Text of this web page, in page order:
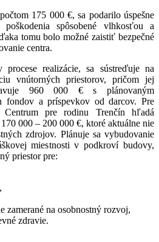
175 000 €, sa podarilo úspešne
spôsobené vlhkosťou a
tomu bolo možné zaistiť bezpečné
centra.
realizácie, sa sústreďuje na
vnútorných priestorov, pričom jej
960 000 € s plánovaným
fondov a príspevkov od darcov. Pre
Centrum pre rodinu Trenčín hľadá
000 – 200 000 €, ktoré aktuálne nie
zdrojov. Plánuje sa vybudovanie
miestnosti v podkroví budovy,
priestor pre:
zamerané na osobnostný rozvoj,
zdravie.